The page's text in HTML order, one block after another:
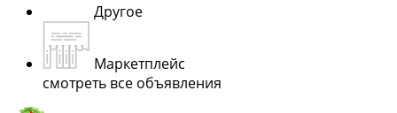
Другое
Маркетплейс
смотреть все объявления